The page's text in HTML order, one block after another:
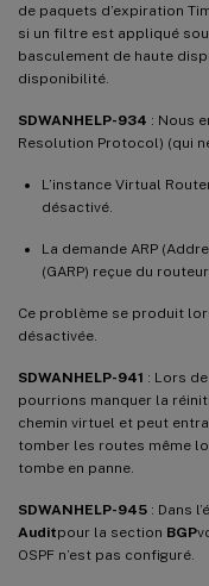
de paquets d’expiration
si un filtre est appliqué
basculement de haute
disponibilité.
SDWANHELP-934 : Nous
Resolution Protocol) (qui
L’instance Virtual
désactivé.
La demande ARP
(GARP) reçue du
Ce problème se produit
désactivée.
SDWANHELP-941 : Lors
pourrions manquer la
chemin virtuel et peut
tomber les routes même
tombe en panne.
SDWANHELP-945 : Dans
Auditpour la section BGP
OSPF n’est pas configuré.